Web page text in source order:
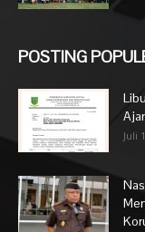
POSTING
Juli